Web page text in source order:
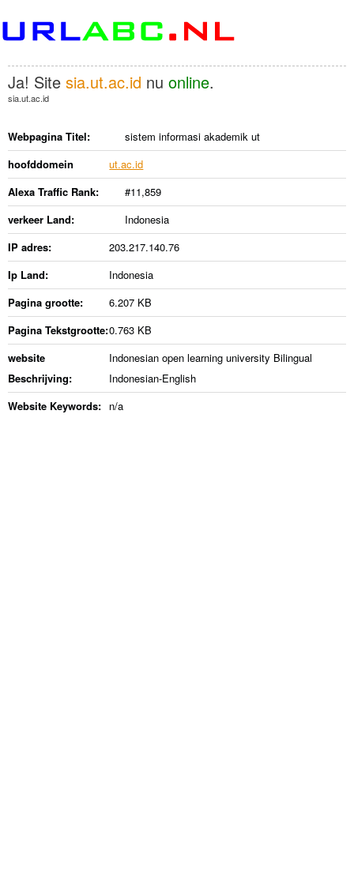
Ja! Site sia.ut.ac.id nu online.
sia.ut.ac.id
Webpagina Titel:
sistem informasi akademik ut
hoofddomein
ut.ac.id
Alexa Traffic Rank:
#11,859
verkeer Land:
Indonesia
IP adres:
203.217.140.76
Ip Land:
Indonesia
Pagina grootte:
6.207 KB
Pagina Tekstgrootte:0.763 KB
website
Beschrijving:
Indonesian open learning university Bilingual
Indonesian-English
Website Keywords: n/a